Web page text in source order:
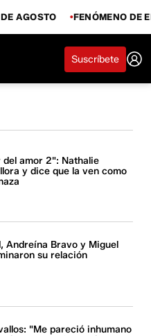
AGOSTO FENÓMENO DE
Suscríbete
del amor 2": Nathalie
y dice que la ven como
Andreína Bravo y Miguel
su relación
"Me pareció inhumano